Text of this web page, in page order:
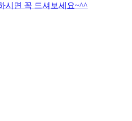
시면 꼭 드셔보세요~^^